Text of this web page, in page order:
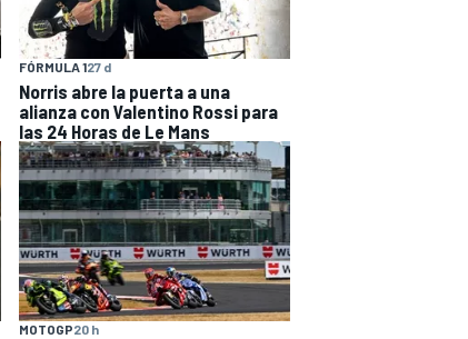
FÓRMULA 127 d
Norris abre la puerta a una
alianza con Valentino Rossi para
las 24 Horas de Le Mans
MOTOGP20 h